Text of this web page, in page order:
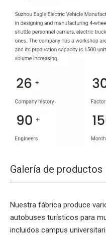
Galería de productos
Nuestra fábrica produce
autobuses turísticos para
incluidos campus